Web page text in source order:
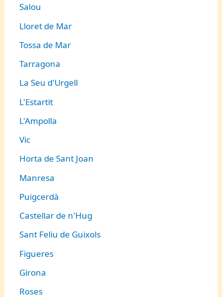
Salou
Lloret de Mar
Tossa de Mar
Tarragona
La Seu d'Urgell
L'Estartit
L'Ampolla
Vic
Horta de Sant Joan
Manresa
Puigcerdà
Castellar de n'Hug
Sant Feliu de Guixols
Figueres
Girona
Roses